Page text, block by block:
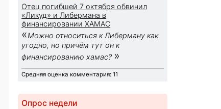
Отец погибшей 7 октября обвинил
«Ликуд» и Либермана в
финансировании ХАМАС
«Можно относиться к Либерману как
угодно, но причём тут он к
финансированию хамас? »
Средняя оценка комментария: 11
Опрос недели